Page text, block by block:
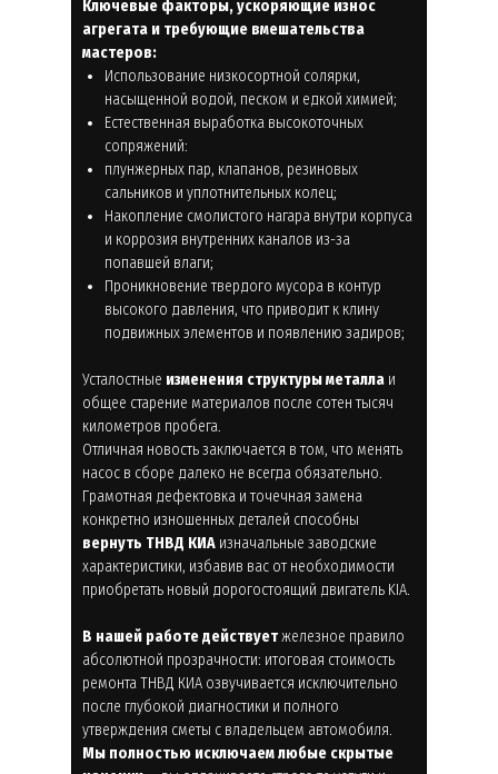
Ключевые факторы, ускоряющие износ
агрегата и требующие вмешательства
мастеров:
Использование низкосортной солярки,
насыщенной водой, песком и едкой химией;
Естественная выработка высокоточных
сопряжений:
плунжерных пар, клапанов, резиновых
сальников и уплотнительных колец;
Накопление смолистого нагара внутри корпуса
и коррозия внутренних каналов из-за
попавшей влаги;
Проникновение твердого мусора в контур
высокого давления, что приводит к клину
подвижных элементов и появлению задиров;
Усталостные изменения структуры металла и
общее старение материалов после сотен тысяч
километров пробега.
Отличная новость заключается в том, что менять
насос в сборе далеко не всегда обязательно.
Грамотная дефектовка и точечная замена
конкретно изношенных деталей способны
вернуть ТНВД КИА изначальные заводские
характеристики, избавив вас от необходимости
приобретать новый дорогостоящий двигатель KIA.
В нашей работе действуетжелезное правило
абсолютной прозрачности: итоговая стоимость
ремонта ТНВД КИА озвучивается исключительно
после глубокой диагностики и полного
утверждения сметы с владельцем автомобиля.
Мы полностью исключаем любые скрытые